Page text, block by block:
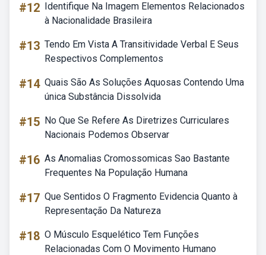
#12 Identifique Na Imagem Elementos Relacionados
à Nacionalidade Brasileira
#13 Tendo Em Vista A Transitividade Verbal E Seus
Respectivos Complementos
#14 Quais São As Soluções Aquosas Contendo Uma
única Substância Dissolvida
#15 No Que Se Refere As Diretrizes Curriculares
Nacionais Podemos Observar
#16 As Anomalias Cromossomicas Sao Bastante
Frequentes Na População Humana
#17 Que Sentidos O Fragmento Evidencia Quanto à
Representação Da Natureza
#18 O Músculo Esquelético Tem Funções
Relacionadas Com O Movimento Humano